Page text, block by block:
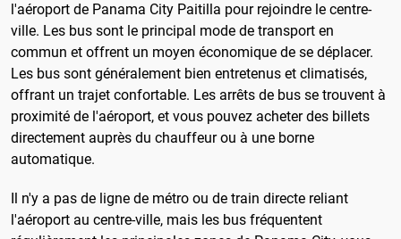
l'aéroport de Panama City Paitilla pour rejoindre le centre-
ville. Les bus sont le principal mode de transport en
commun et offrent un moyen économique de se déplacer.
Les bus sont généralement bien entretenus et climatisés,
offrant un trajet confortable. Les arrêts de bus se trouvent à
proximité de l'aéroport, et vous pouvez acheter des billets
directement auprès du chauffeur ou à une borne
automatique.
Il n'y a pas de ligne de métro ou de train directe reliant
l'aéroport au centre-ville, mais les bus fréquentent